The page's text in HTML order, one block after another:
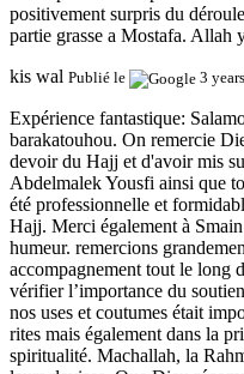
positivement surpris du
partie grasse a Mostafa.
kis wal Publié le 3
Expérience fantastique:
barakatouhou. On remercie
devoir du Hajj et d'avoir mis
Abdelmalek Yousfi ainsi que
été professionnelle et
Hajj. Merci également à
humeur. remercions
accompagnement tout le long
vérifier l’importance du
nos uses et coutumes était
rites mais également dans la
spiritualité. Machallah, la